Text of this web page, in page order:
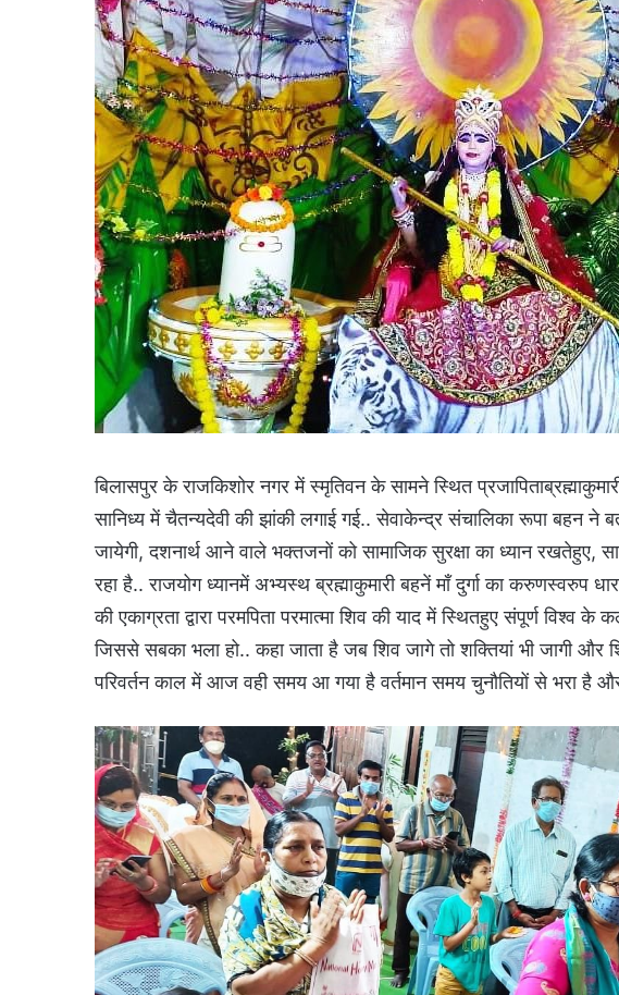
बिलासपुर के राजकिशोर नगर में स्मृतिवन के सामने स्थित
सानिध्य में चैतन्यदेवी की झांकी लगाई गई.. सेवाकेन्द्र संचालिका रूपा बहन ने
जायेगी, दशनार्थ आने वाले भक्तजनों को सामाजिक सुरक्षा का ध्यान रखतेहुए,
रहा है.. राजयोग ध्यानमें अभ्यस्थ ब्रह्माकुमारी बहनें माँ दुर्गा का
की एकाग्रता द्वारा परमपिता परमात्मा शिव की याद में स्थितहुए संपूर्ण विश्व
जिससे सबका भला हो.. कहा जाता है जब शिव जागे तो शक्तियां भी जागी और
परिवर्तन काल में आज वही समय आ गया है वर्तमान समय चुनौतियों से भरा है